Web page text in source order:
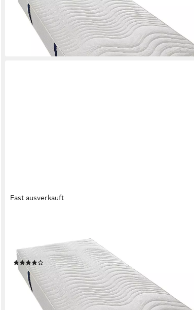
ab 219,00 € 229,00 €
lieferbar - in 4-5 Werktagen bei dir
Fast ausverkauft
Tonnentaschenfederkernmatratze Rügen, 24 cm hoch, 7
ergonomische Liegezonen
(26)
ab 219,00 € 229,00 €
lieferbar - in 4-5 Werktagen bei dir